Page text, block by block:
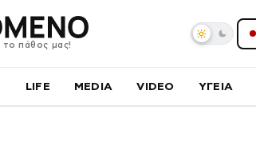
πάθος μας!
LIFE MEDIA VIDEO ΥΓΕΙΑ